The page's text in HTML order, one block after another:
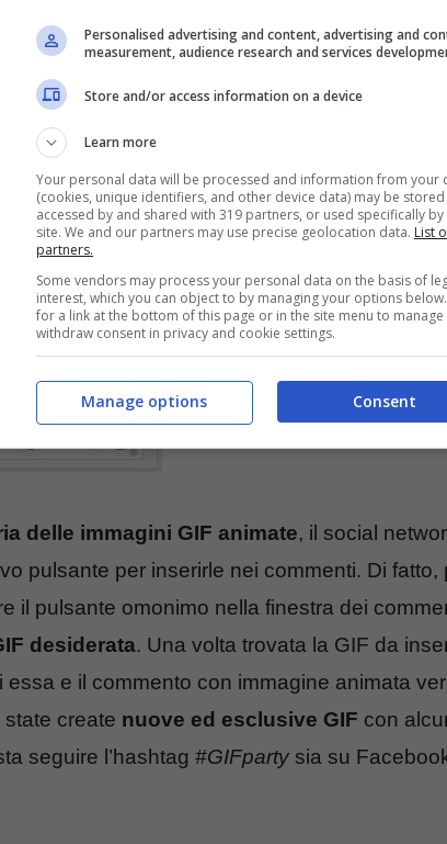
delle immagini GIF animate, il social
pulsante per inserirle nei commenti. Di fatto,
il pulsante omonimo nella finestra dei
desiderata. Una volta trovata la GIF da
e il commento con immagine animata
create nuove ed esclusive GIF con
seguire l’hashtag #GIFparty sia su
Personalised advertising and content, advertising and
measurement, audience research and services
Store and/or access information on a device
Learn more
Your personal data will be processed and information from your
(cookies, unique identifiers, and other device data) may be stored
accessed by and shared with 319 partners, or used specifically by
site. We and our partners may use precise geolocation data. List
partners.
Some vendors may process your personal data on the basis of
interest, which you can object to by managing your options
for a link at the bottom of this page or in the site menu to
withdraw consent in privacy and cookie settings.
Consent
Manage options